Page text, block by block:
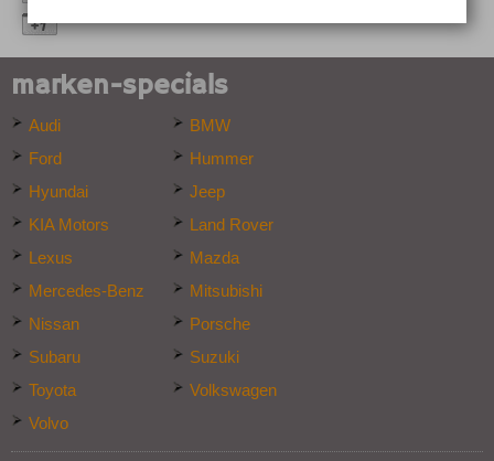
marken-specials
Audi
BMW
Ford
Hummer
Hyundai
Jeep
KIA Motors
Land Rover
Lexus
Mazda
Mercedes-Benz
Mitsubishi
Nissan
Porsche
Subaru
Suzuki
Toyota
Volkswagen
Volvo